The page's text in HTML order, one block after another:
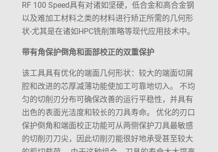
RF 100 Speed具有对诸如坚硬，低合金和高合金钢
以及难加工材料之类的材料进行矫正所需的几何形
状-尤其是在诸如HPC铣削策略等现代应用技术中。
带有角保护倒角和面部校正的双重保护
该工具具有优化的端面几何形状：较大的端面切屑
腔和改进的芯厚减薄功能使加工可靠地切入。 不均
匀的切削刃分布可确保改善的运行平稳性，并具有
出色的表面光洁度和较长的刀具寿命。 优化的刃口
保护倒角和端面校正功能可从两侧保护刀具最敏感
的切削刃刀尖，因此切削刃能很好地承受甚至较大